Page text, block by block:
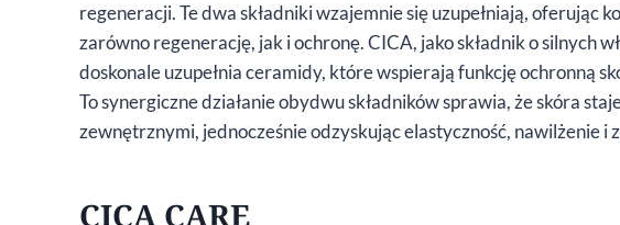
regeneracji. Te dwa składniki wzajemnie się uzupełniają, oferując
zarówno regenerację, jak i ochronę. CICA, jako składnik o silnych
doskonale uzupełnia ceramidy, które wspierają funkcję ochronną
To synergiczne działanie obydwu składników sprawia, że skóra
zewnętrznymi, jednocześnie odzyskując elastyczność, nawilżenie i
CICA CARE